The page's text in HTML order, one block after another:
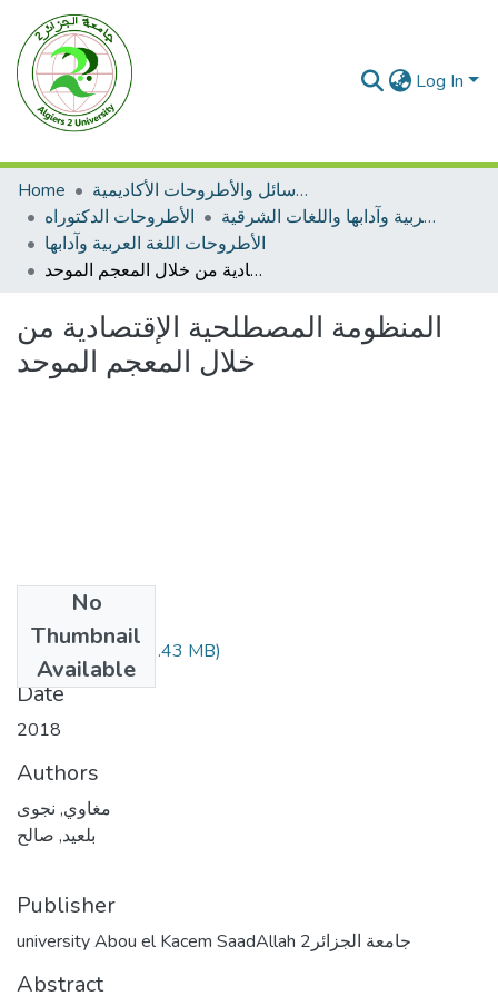
Log In
Home
الرسائل والأطروحات الأكاديمية
الأطروحات الدكتوراه
الأطروحات اللغة العربية وآدابها واللغات الشرقية
الأطروحات اللغة العربية وآدابها
المنظومة المصطلحية الإقتصادية من خلال المعجم الموحد
المنظومة المصطلحية الإقتصادية من
خلال المعجم الموحد
No
Thumbnail
Available
مغاوي نجوى.pdf (9.43 MB)
Date
2018
Authors
مغاوي, نجوى
بلعيد, صالح
Publisher
university Abou el Kacem SaadAllah جامعة الجزائر2
Abstract